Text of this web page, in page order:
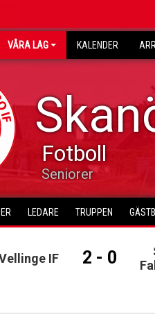
VÅRA LAG KALENDER
Fotboll
Seniorer
LEDARE TRUPPEN
IF 2 - 0